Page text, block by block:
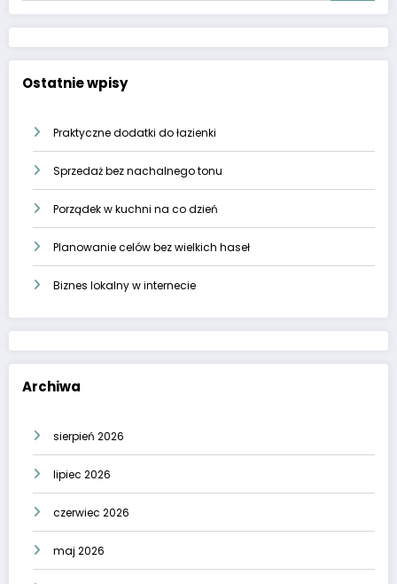
Ostatnie wpisy
Praktyczne dodatki do łazienki
Sprzedaż bez nachalnego tonu
Porządek w kuchni na co dzień
Planowanie celów bez wielkich haseł
Biznes lokalny w internecie
Archiwa
sierpień 2026
lipiec 2026
czerwiec 2026
maj 2026